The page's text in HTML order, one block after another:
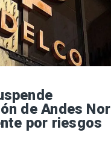
de Andes
por riesgos